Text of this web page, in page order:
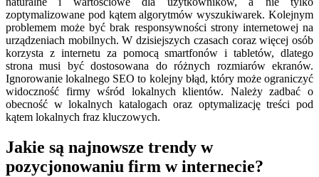
zoptymalizowane pod kątem algorytmów wyszukiwarek. Kolejnym
problemem może być brak responsywności strony internetowej na
urządzeniach mobilnych. W dzisiejszych czasach coraz więcej osób
korzysta z internetu za pomocą smartfonów i tabletów, dlatego
strona musi być dostosowana do różnych rozmiarów ekranów.
Ignorowanie lokalnego SEO to kolejny błąd, który może ograniczyć
widoczność firmy wśród lokalnych klientów. Należy zadbać o
obecność w lokalnych katalogach oraz optymalizację treści pod
kątem lokalnych fraz kluczowych.
Jakie są najnowsze trendy w
pozycjonowaniu firm w internecie?